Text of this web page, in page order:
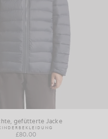
gefütterte Jacke
£80.00